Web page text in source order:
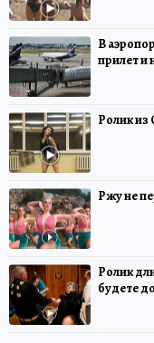
В
прилет и
Ролик из
Ржу не
Ролик
будете